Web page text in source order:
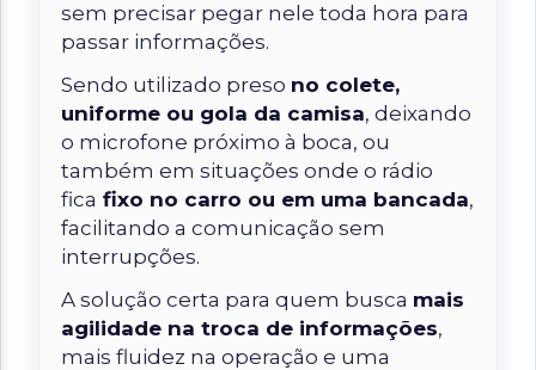
sem precisar pegar nele toda hora para
passar informações.
Sendo utilizado preso no colete,
uniforme ou gola da camisa, deixando
o microfone próximo à boca, ou
também em situações onde o rádio
fica fixo no carro ou em uma bancada,
facilitando a comunicação sem
interrupções.
A solução certa para quem busca mais
agilidade na troca de informações,
mais fluidez na operação e uma